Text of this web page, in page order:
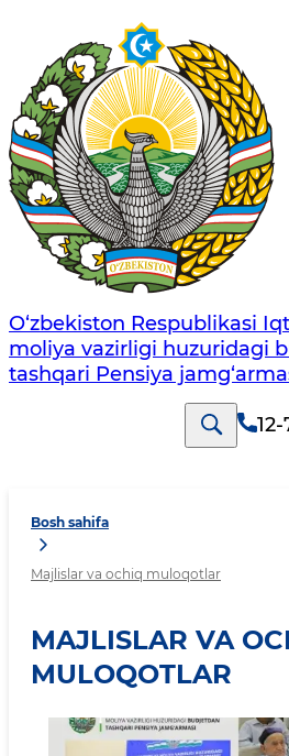
O‘zbekiston Respublikasi
moliya vazirligi huzuridagi
tashqari Pensiya
12-
Bosh sahifa
Majlislar va ochiq muloqotlar
MAJLISLAR VA
MULOQOTLAR